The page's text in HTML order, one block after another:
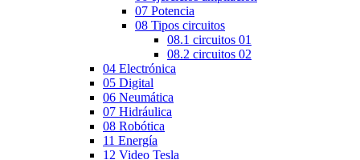
07 Potencia
08 Tipos circuitos
08.1 circuitos 01
08.2 circuitos 02
04 Electrónica
05 Digital
06 Neumática
07 Hidráulica
08 Robótica
11 Energía
12 Video Tesla